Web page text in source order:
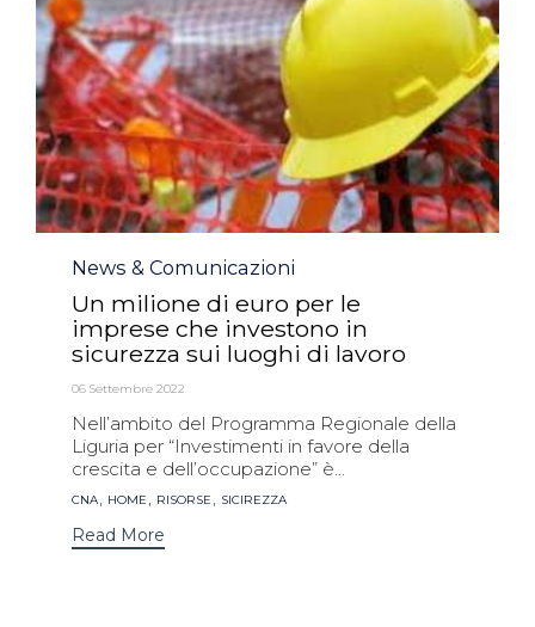
Category
News & Comunicazioni
Un milione di euro per le
imprese che investono in
sicurezza sui luoghi di lavoro
06 Settembre 2022
Nell’ambito del Programma Regionale della
Liguria per “Investimenti in favore della
crescita e dell’occupazione” è...
Tags
CNA, HOME , RISORSE , SICIREZZA
Read More